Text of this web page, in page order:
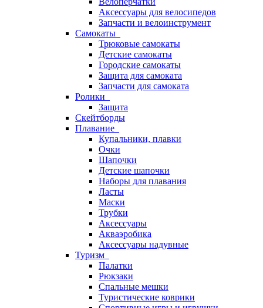
Аксессуары для велосипедов
Запчасти и велоинструмент
Самокаты
Трюковые самокаты
Детские самокаты
Городские самокаты
Защита для самоката
Запчасти для самоката
Ролики
Защита
Скейтборды
Плавание
Купальники, плавки
Очки
Шапочки
Детские шапочки
Наборы для плавания
Ласты
Маски
Трубки
Аксессуары
Акваэробика
Аксессуары надувные
Туризм
Палатки
Рюкзаки
Спальные мешки
Туристические коврики